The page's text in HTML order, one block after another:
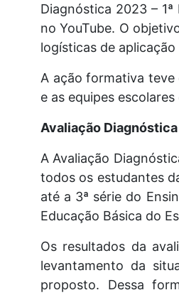
Diagnóstica 2023 –
no YouTube. O
logísticas de
A ação formativa teve
e as equipes
Avaliação Diagnóstica
A Avaliação
todos os estudantes
até a 3ª série do
Educação Básica do
Os resultados da
levantamento da
proposto. Dessa